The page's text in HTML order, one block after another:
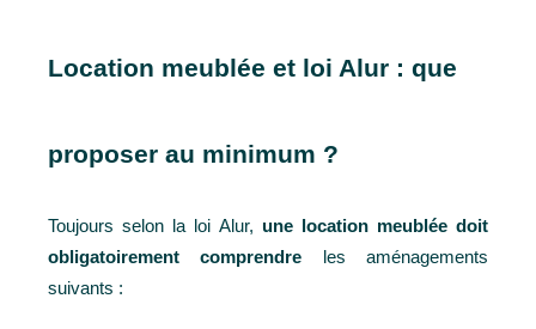
Location meublée et loi Alur : que
proposer au minimum ?
Toujours selon la loi Alur, une location meublée doit
obligatoirement comprendre les aménagements
suivants :